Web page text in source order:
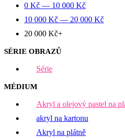
0 Kč — 10 000 Kč
10 000 Kč — 20 000 Kč
20 000 Kč+
SÉRIE OBRAZŮ
Série
MÉDIUM
Akryl a olejový pastel na
akryl na kartonu
Akryl na plátně